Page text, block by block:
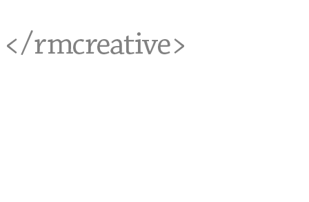
<rmcreative/>